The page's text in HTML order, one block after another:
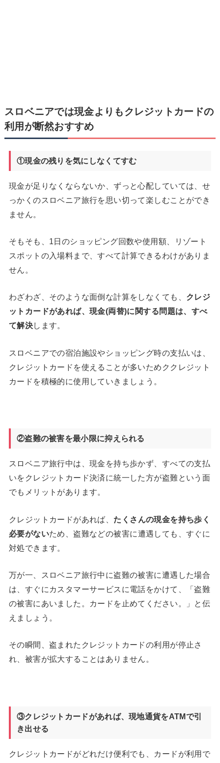
スロベニアでは現金よりもクレジットカードの
利用が断然おすすめ
①現金の残りを気にしなくてすむ
現金が足りなくならないか、ずっと心配していては、せ
っかくのスロベニア旅行を思い切って楽しむことができ
ません。
そもそも、1日のショッピング回数や使用額、リゾート
スポットの入場料まで、すべて計算できるわけがありま
せん。
わざわざ、そのような面倒な計算をしなくても、 クレジ
ットカードがあれば、現金(両替)に関する問題は、すべ
て解決します。
スロベニアでの宿泊施設やショッピング時の支払いは、
クレジットカードを使えることが多いためククレジット
カードを積極的に使用していきましょう。
②盗難の被害を最小限に抑えられる
スロベニア旅行中は、現金を持ち歩かず、すべての支払
いをクレジットカード決済に統一した方が盗難という面
でもメリットがあります。
クレジットカードがあれば、 たくさんの現金を持ち歩く
必要がないため、盗難などの被害に遭遇しても、すぐに
対処できます。
万が一、スロベニア旅行中に盗難の被害に遭遇した場合
は、すぐにカスタマーサービスに電話をかけて、「盗難
の被害にあいました。カードを止めてください。」と伝
えましょう。
その瞬間、盗まれたクレジットカードの利用が停止さ
れ、被害が拡大することはありません。
③クレジットカードがあれば、現地通貨をATMで引
き出せる
クレジットカードがどれだけ便利でも、カードが利用で